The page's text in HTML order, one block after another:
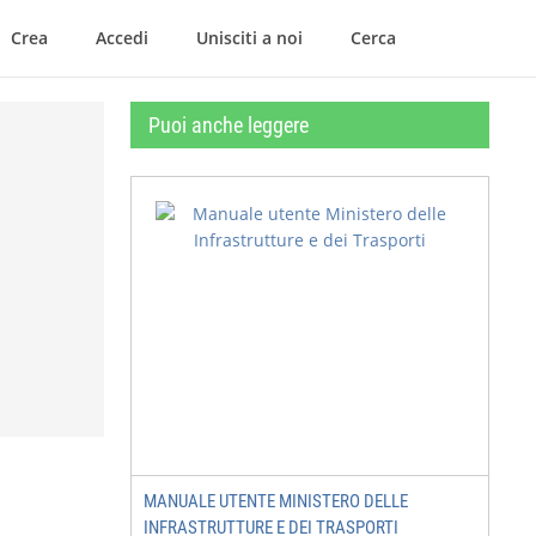
Crea Accedi Unisciti a noi Cerca
Puoi anche leggere
MANUALE UTENTE MINISTERO DELLE
INFRASTRUTTURE E DEI TRASPORTI